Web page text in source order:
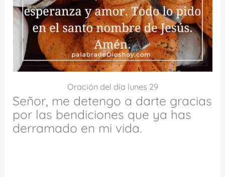
Oración del día lunes 29
Señor, me detengo a darte gracias
por las bendiciones que ya has
derramado en mi vida.